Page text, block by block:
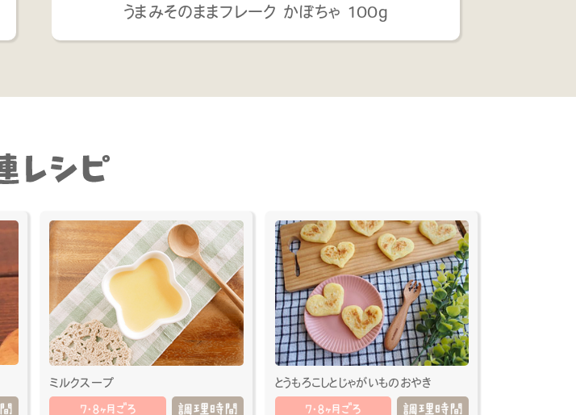
うまみそのままフレーク かぼちゃ 100g
ミルクスープ とうもろこしとじゃがいものおやき